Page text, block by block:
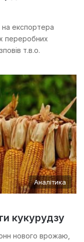
експортера
переробних
т.в.о.
Аналітика
кукурудзу
нового врожаю,